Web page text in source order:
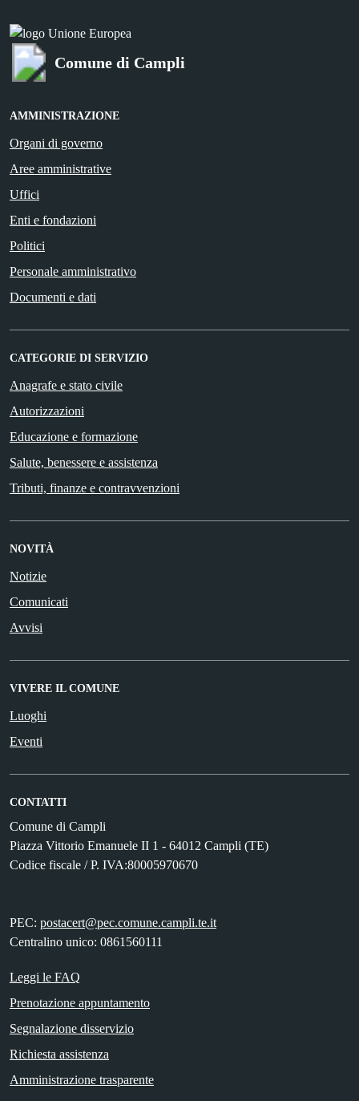
Comune di Campli
AMMINISTRAZIONE
Organi di governo
Aree amministrative
Uffici
Enti e fondazioni
Politici
Personale amministrativo
Documenti e dati
CATEGORIE DI SERVIZIO
Anagrafe e stato civile
Autorizzazioni
Educazione e formazione
Salute, benessere e assistenza
Tributi, finanze e contravvenzioni
NOVITÀ
Notizie
Comunicati
Avvisi
VIVERE IL COMUNE
Luoghi
Eventi
CONTATTI
Comune di Campli
Piazza Vittorio Emanuele II 1 - 64012 Campli (TE)
Codice fiscale / P. IVA:80005970670
PEC: postacert@pec.comune.campli.te.it
Centralino unico: 0861560111
Leggi le FAQ
Prenotazione appuntamento
Segnalazione disservizio
Richiesta assistenza
Amministrazione trasparente